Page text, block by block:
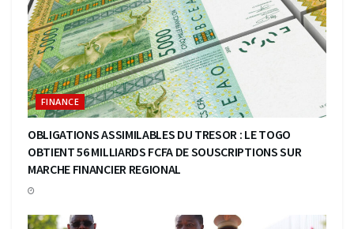
FINANCE
OBLIGATIONS ASSIMILABLES DU TRESOR : LE TOGO
OBTIENT 56 MILLIARDS FCFA DE SOUSCRIPTIONS SUR
MARCHE FINANCIER REGIONAL